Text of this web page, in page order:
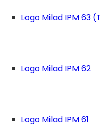
Logo Milad IPM 63
Logo Milad IPM 62
Logo Milad IPM 61